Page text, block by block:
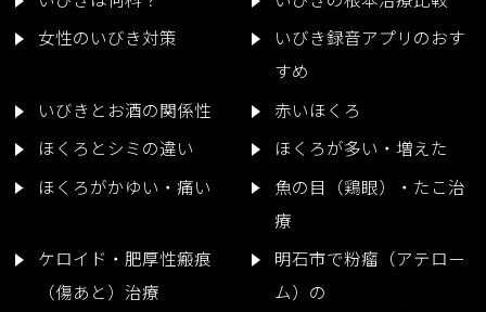
女性のいびき対策
いびき録音アプリのおす
すめ
いびきとお酒の関係性
赤いほくろ
ほくろとシミの違い
ほくろが多い・増えた
ほくろがかゆい・痛い
魚の目（鶏眼）・たこ治
療
ケロイド・肥厚性瘢痕
（傷あと）治療
明石市で粉瘤（アテロー
ム）の